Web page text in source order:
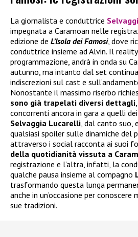
La giornalista e conduttrice
impegnata a Caramoan nelle
edizione de L’Isola dei Famosi, dove
conduttrice insieme ad Alvin. Il
programmazione, andrà in onda su
autunno, ma intanto dal set
indiscrezioni sul cast e
Nonostante il massimo riserbo
sono già trapelati diversi dettagli
concorrenti ancora in gara a quelli
Selvaggia Lucarelli, dal canto suo,
qualsiasi spoiler sulle dinamiche del
attraverso i social racconta ai suoi
della quotidianità vissuta a
registrazione e l’altra, infatti, la
qualche pausa insieme al compagno
trasformando questa lunga
anche in un’occasione per
sue tradizioni.